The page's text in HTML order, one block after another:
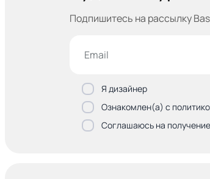
Подпишитесь на рассылку
Я дизайнер
Ознакомлен(а) с
Соглашаюсь на